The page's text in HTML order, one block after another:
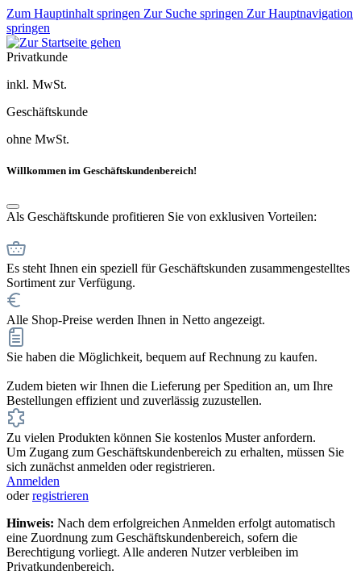
Zum Hauptinhalt springen Zur Suche springen Zur Hauptnavigation
springen
Privatkunde
inkl. MwSt.
Geschäftskunde
ohne MwSt.
Willkommen im Geschäftskundenbereich!
Als Geschäftskunde profitieren Sie von exklusiven Vorteilen:
Es steht Ihnen ein speziell für Geschäftskunden zusammengestelltes
Sortiment zur Verfügung.
Alle Shop-Preise werden Ihnen in Netto angezeigt.
Sie haben die Möglichkeit, bequem auf Rechnung zu kaufen.
Zudem bieten wir Ihnen die Lieferung per Spedition an, um Ihre
Bestellungen effizient und zuverlässig zuzustellen.
Zu vielen Produkten können Sie kostenlos Muster anfordern.
Um Zugang zum Geschäftskundenbereich zu erhalten, müssen Sie
sich zunächst anmelden oder registrieren.
Anmelden
oderregistrieren
Hinweis: Nach dem erfolgreichen Anmelden erfolgt automatisch
eine Zuordnung zum Geschäftskundenbereich, sofern die
Berechtigung vorliegt. Alle anderen Nutzer verbleiben im
Privatkundenbereich.